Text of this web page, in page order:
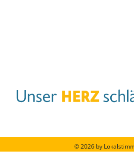
© 2026 by